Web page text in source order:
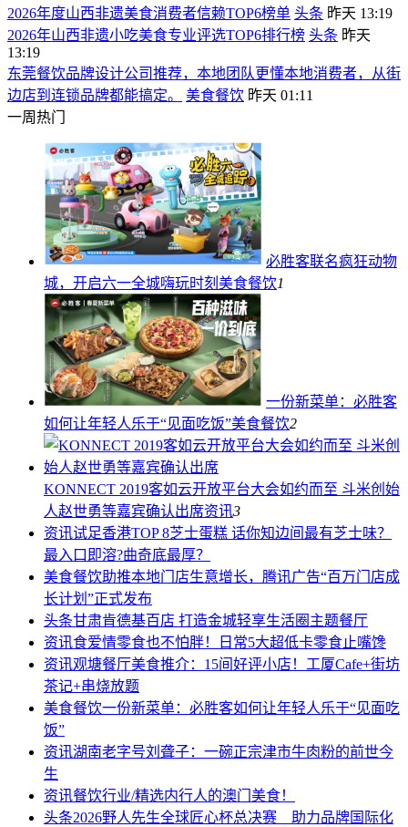
2026年度山西非遗美食消费者信赖TOP6榜单 头条 昨天 13:19
2026年山西非遗小吃美食专业评选TOP6排行榜 头条 昨天
13:19
东莞餐饮品牌设计公司推荐，本地团队更懂本地消费者，从街
边店到连锁品牌都能搞定。
美食餐饮 昨天 01:11
一周热门
必胜客联名疯狂动物
城，开启六一全城嗨玩时刻 美食餐饮1
一份新菜单：必胜客
如何让年轻人乐于“见面吃饭”美食餐饮2
KONNECT 2019客如云开放平台大会如约而至 斗米创始
人赵世勇等嘉宾确认出席资讯3
资讯试足香港TOP 8芝士蛋糕 话你知边间最有芝士味？
最入口即溶?曲奇底最厚？
美食餐饮助推本地门店生意增长，腾讯广告“百万门店成
长计划”正式发布
头条甘肃肯德基百店 打造金城轻享生活圈主题餐厅
资讯食爱情零食也不怕胖！日常5大超低卡零食止嘴馋
资讯观塘餐厅美食推介：15间好评小店！工厦Cafe+街坊
茶记+串烧放题
美食餐饮一份新菜单：必胜客如何让年轻人乐于“见面吃
饭”
资讯湖南老字号刘聋子：一碗正宗津市牛肉粉的前世今
生
资讯餐饮行业/精选内行人的澳门美食！
头条2026野人先生全球匠心杯总决赛 助力品牌国际化